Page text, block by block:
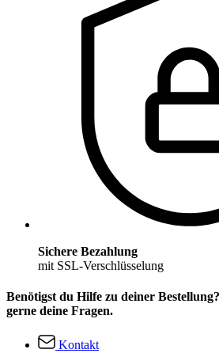
Sichere Bezahlung
mit SSL-Verschlüsselung
Benötigst du Hilfe zu deiner
gerne deine Fragen.
Kontakt